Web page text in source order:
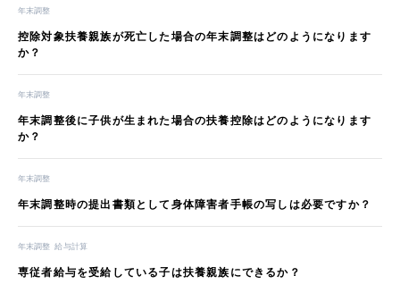
年末調整
控除対象扶養親族が死亡した場合の年末調整はどのようになります
か？
年末調整
年末調整後に子供が生まれた場合の扶養控除はどのようになります
か？
年末調整
年末調整時の提出書類として身体障害者手帳の写しは必要ですか？
年末調整 給与計算
専従者給与を受給している子は扶養親族にできるか？